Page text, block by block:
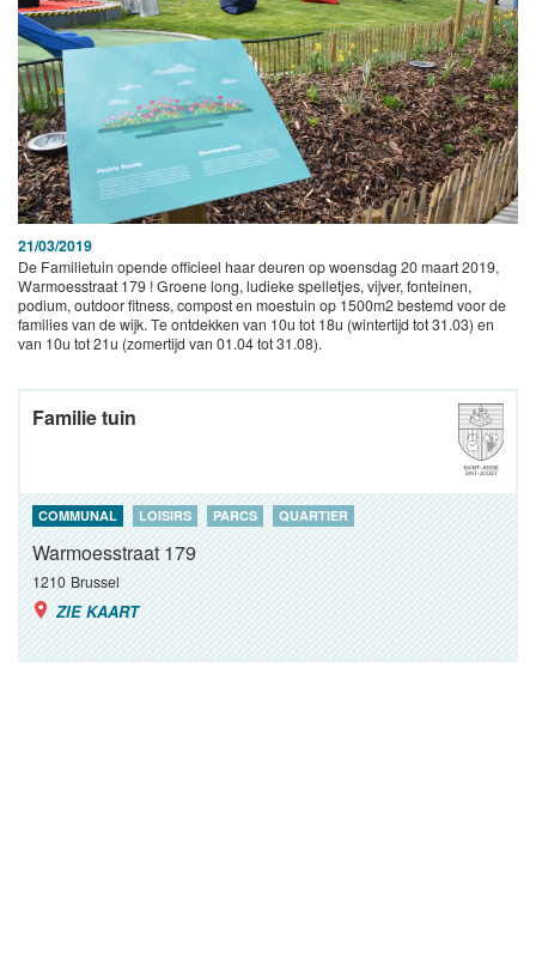
21/03/2019
De Familietuin opende officieel haar deuren op woensdag 20 maart 2019,
Warmoesstraat 179 ! Groene long, ludieke spelletjes, vijver, fonteinen,
podium, outdoor fitness, compost en moestuin op 1500m2 bestemd voor de
families van de wijk. Te ontdekken van 10u tot 18u (wintertijd tot 31.03) en
van 10u tot 21u (zomertijd van 01.04 tot 31.08).
Familie tuin
COMMUNAL LOISIRS PARCS QUARTIER
Warmoesstraat 179
1210 Brussel
ZIE KAART